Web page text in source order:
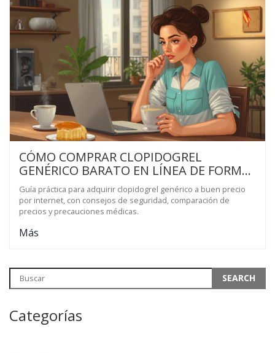
CÓMO COMPRAR CLOPIDOGREL
GENÉRICO BARATO EN LÍNEA DE FORMA
SEGURA
Guía práctica para adquirir clopidogrel genérico a buen precio
por internet, con consejos de seguridad, comparación de
precios y precauciones médicas.
Más
Categorías